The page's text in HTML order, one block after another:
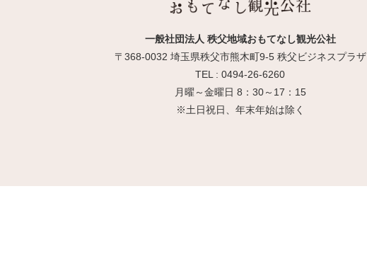
一般社団法人 秩父地域おもてなし観光公社
〒368-0032 埼玉県秩父市熊木町9-5 秩父ビジネスプラザ
TEL : 0494-26-6260
月曜～金曜日 8：30～17：15
※土日祝日、年末年始は除く